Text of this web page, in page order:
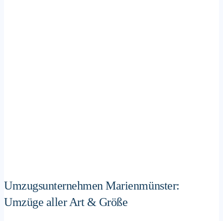
Umzugsunternehmen Marienmünster:
Umzüge aller Art & Größe